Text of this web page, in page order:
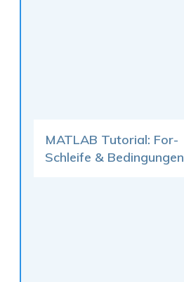
MATLAB Tutorial: For-
Schleife & Bedingungen